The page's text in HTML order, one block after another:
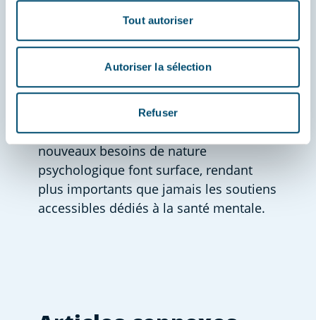
Tout autoriser
Autoriser la sélection
Refuser
atteintes de FK risquent davantage de
faire face à des défis de santé mentale,
d’éviter les contacts directs avec
d’autres personnes fibro-kystiques.
Puisque les personnes atteintes de FK
vivent maintenant plus longtemps, de
nouveaux besoins de nature
psychologique font surface, rendant
plus importants que jamais les soutiens
accessibles dédiés à la santé mentale.